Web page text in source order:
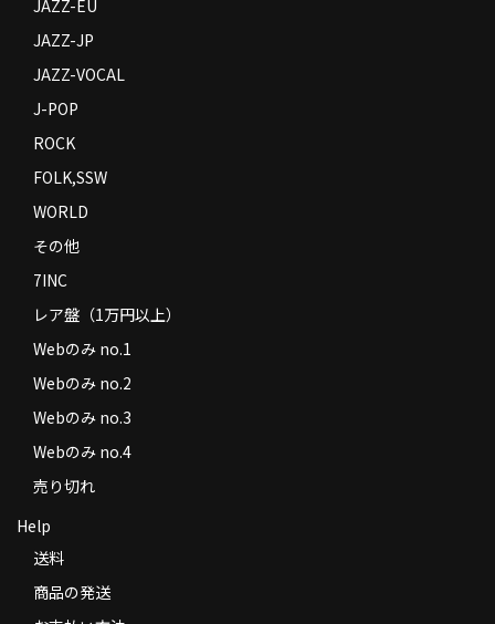
JAZZ-EU
JAZZ-JP
JAZZ-VOCAL
J-POP
ROCK
FOLK,SSW
WORLD
その他
7INC
レア盤（1万円以上）
Webのみ no.1
Webのみ no.2
Webのみ no.3
Webのみ no.4
売り切れ
Help
送料
商品の発送